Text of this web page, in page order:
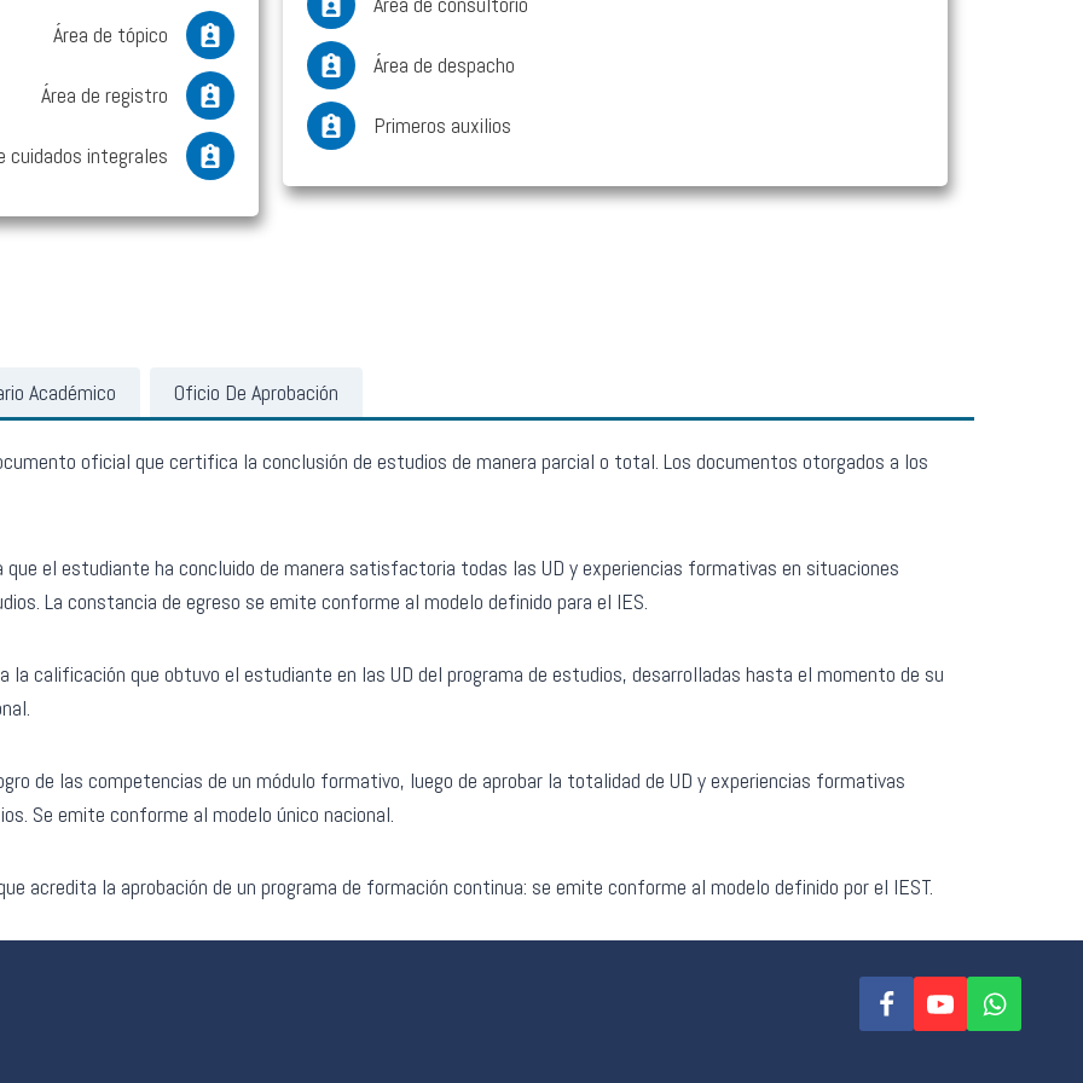
Área de tópico
Área de registro
cuidados integrales
Área de despacho
Primeros auxilios
Académico Oficio De Aprobación
oficial que certifica la conclusión de estudios de manera parcial o total. Los documentos otorgados a los
el estudiante ha concluido de manera satisfactoria todas las UD y experiencias formativas en situaciones
La constancia de egreso se emite conforme al modelo definido para el IES.
la calificación que obtuvo el estudiante en las UD del programa de estudios, desarrolladas hasta el momento de su
de las competencias de un módulo formativo, luego de aprobar la totalidad de UD y experiencias formativas
Se emite conforme al modelo único nacional.
acredita la aprobación de un programa de formación continua: se emite conforme al modelo definido por el IEST.